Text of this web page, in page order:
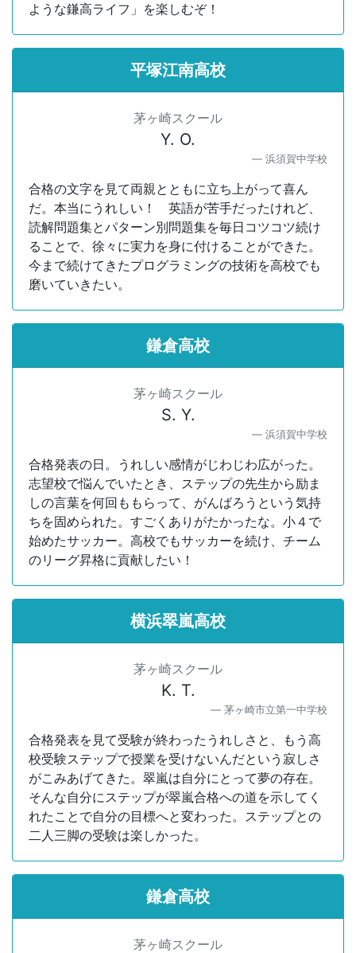
ような鎌高ライフ」を楽しむぞ！
平塚江南高校
茅ヶ崎スクール
Y. O.
浜須賀中学校
合格の文字を見て両親とともに立ち上がって喜ん
だ。本当にうれしい！ 英語が苦手だったけれど、
読解問題集とパターン別問題集を毎日コツコツ続け
ることで、徐々に実力を身に付けることができた。
今まで続けてきたプログラミングの技術を高校でも
磨いていきたい。
鎌倉高校
茅ヶ崎スクール
S. Y.
浜須賀中学校
合格発表の日。うれしい感情がじわじわ広がった。
志望校で悩んでいたとき、ステップの先生から励ま
しの言葉を何回ももらって、がんばろうという気持
ちを固められた。すごくありがたかったな。小４で
始めたサッカー。高校でもサッカーを続け、チーム
のリーグ昇格に貢献したい！
横浜翠嵐高校
茅ヶ崎スクール
K. T.
茅ヶ崎市立第一中学校
合格発表を見て受験が終わったうれしさと、もう高
校受験ステップで授業を受けないんだという寂しさ
がこみあげてきた。翠嵐は自分にとって夢の存在。
そんな自分にステップが翠嵐合格への道を示してく
れたことで自分の目標へと変わった。ステップとの
二人三脚の受験は楽しかった。
鎌倉高校
茅ヶ崎スクール